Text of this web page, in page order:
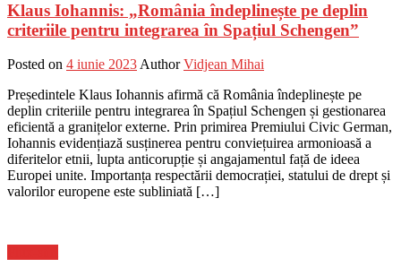
Klaus Iohannis: „România îndeplinește pe deplin
criteriile pentru integrarea în Spațiul Schengen”
Posted on 4 iunie 2023Author Vidjean Mihai
Președintele Klaus Iohannis afirmă că România îndeplinește pe
deplin criteriile pentru integrarea în Spațiul Schengen și gestionarea
eficientă a granițelor externe. Prin primirea Premiului Civic German,
Iohannis evidențiază susținerea pentru conviețuirea armonioasă a
diferitelor etnii, lupta anticorupție și angajamentul față de ideea
Europei unite. Importanța respectării democrației, statului de drept și
valorilor europene este subliniată […]